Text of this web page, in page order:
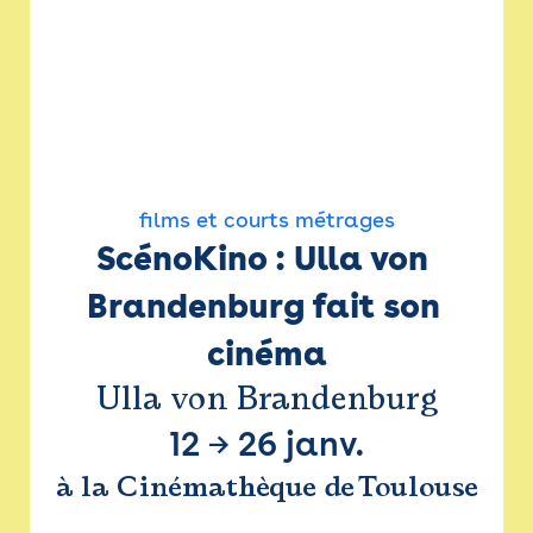
films et courts métrages
ScénoKino : Ulla von
Brandenburg fait son
cinéma
Ulla von Brandenburg
12 → 26 janv.
à la Cinémathèque de Toulouse